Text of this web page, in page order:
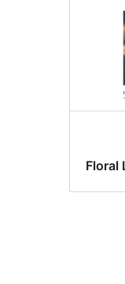
Floral